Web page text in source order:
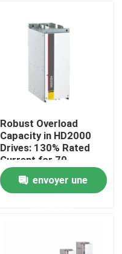
Robust Overload
Capacity in HD2000
Drives: 130% Rated
Current for 70
Seconds
envoyer une